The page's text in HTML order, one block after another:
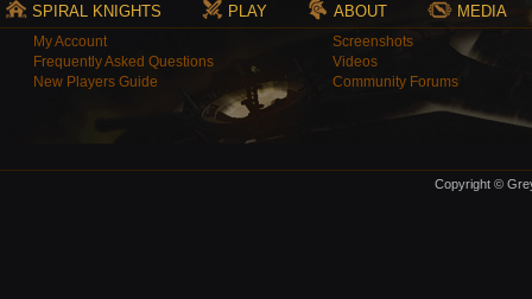
SPIRAL KNIGHTS PLAY ABOUT MEDIA
My Account
Frequently Asked Questions
New Players Guide
Screenshots
Videos
Community Forums
Copyright ©